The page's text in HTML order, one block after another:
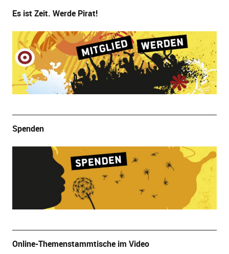
Es ist Zeit. Werde Pirat!
Spenden
Online-Themenstammtische im Video